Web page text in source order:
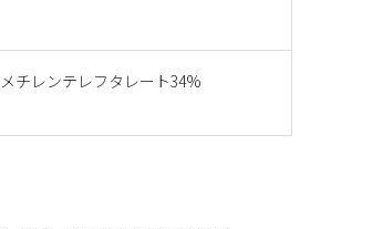
チレンテレフタレート34%